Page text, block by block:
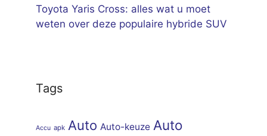
Toyota Yaris Cross: alles wat u moet
weten over deze populaire hybride SUV
Tags
Accu apk Auto Auto-keuze Auto